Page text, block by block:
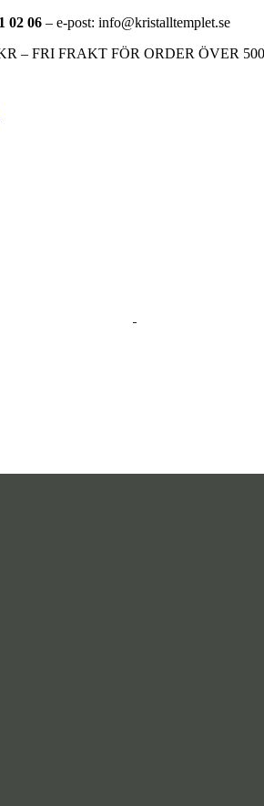
02 06 – e-post: info@kristalltemplet.se
– FRI FRAKT FÖR ORDER ÖVER